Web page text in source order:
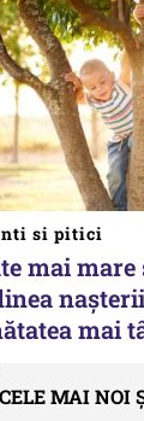
si pitici
mai mare
mai
CELE MAI NOI